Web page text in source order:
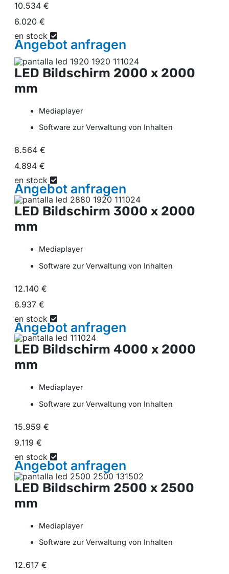
10.534 €
6.020 €
en stock
Angebot anfragen
LED Bildschirm 2000 x 2000
mm
Mediaplayer
Software zur Verwaltung von Inhalten
8.564 €
4.894 €
en stock
Angebot anfragen
LED Bildschirm 3000 x 2000
mm
Mediaplayer
Software zur Verwaltung von Inhalten
12.140 €
6.937 €
en stock
Angebot anfragen
LED Bildschirm 4000 x 2000
mm
Mediaplayer
Software zur Verwaltung von Inhalten
15.959 €
9.119 €
en stock
Angebot anfragen
LED Bildschirm 2500 x 2500
mm
Mediaplayer
Software zur Verwaltung von Inhalten
12.617 €